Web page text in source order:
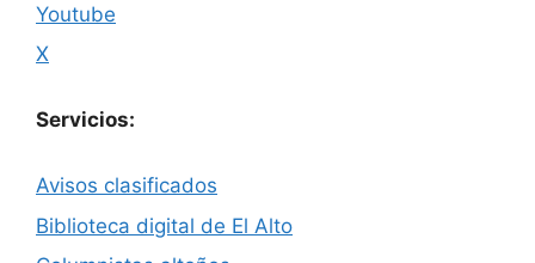
Youtube
X
Servicios:
Avisos clasificados
Biblioteca digital de El Alto